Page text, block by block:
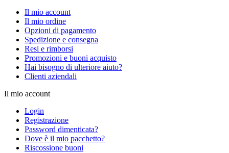
Il mio account
Il mio ordine
Opzioni di pagamento
Spedizione e consegna
Resi e rimborsi
Promozioni e buoni acquisto
Hai bisogno di ulteriore aiuto?
Clienti aziendali
Il mio account
Login
Registrazione
Password dimenticata?
Dove è il mio pacchetto?
Riscossione buoni